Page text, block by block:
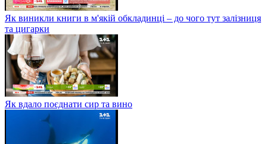
Як виникли книги в м'якій обкладинці – до чого тут залізниця
та цигарки
Як вдало поєднати сир та вино